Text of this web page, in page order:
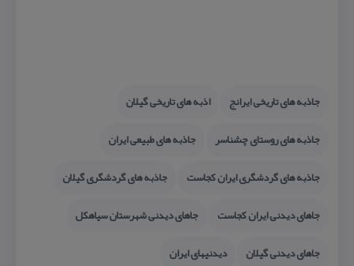
جاذبه های تاریخی ایرانج
اذبه های تاریخی گیلان
جاذبه های روستای چشناسر
جاذبه های طبیعی ایران
جاذبه های گردشگری ایران كجاست
جاذبه های گردشگری گیلان
جاهای دیدنی ایران كجاست
جاهای دیدنی شهرستان سیاهكل
جاهای دیدنی گیلان
دیدنیهای ایران